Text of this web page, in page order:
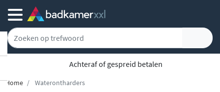
5779 klanten geven ons een 9.1
Home Waterontharders